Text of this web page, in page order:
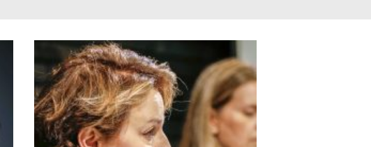
Turismo accidental
Vidas paralelas
Voces y lecturas